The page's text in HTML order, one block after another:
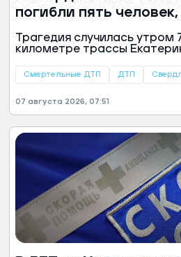
погибли пять
сгорели заживо
Трагедия случилась утром
километре трассы
В массовой аварии погибли
Смертельные ДТП ДТП
07 августа 2026, 07:51